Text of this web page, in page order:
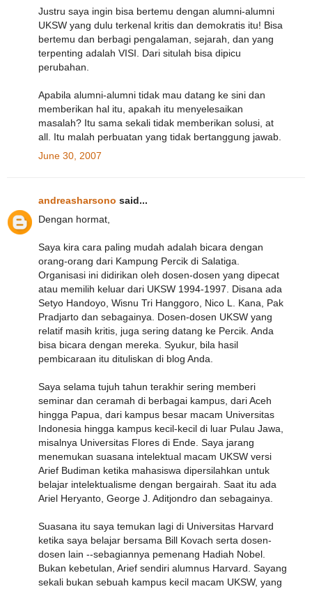
Justru saya ingin bisa bertemu dengan alumni-alumni
UKSW yang dulu terkenal kritis dan demokratis itu! Bisa
bertemu dan berbagi pengalaman, sejarah, dan yang
terpenting adalah VISI. Dari situlah bisa dipicu
perubahan.
Apabila alumni-alumni tidak mau datang ke sini dan
memberikan hal itu, apakah itu menyelesaikan
masalah? Itu sama sekali tidak memberikan solusi, at
all. Itu malah perbuatan yang tidak bertanggung jawab.
June 30, 2007
andreasharsono said...
Dengan hormat,
Saya kira cara paling mudah adalah bicara dengan
orang-orang dari Kampung Percik di Salatiga.
Organisasi ini didirikan oleh dosen-dosen yang dipecat
atau memilih keluar dari UKSW 1994-1997. Disana ada
Setyo Handoyo, Wisnu Tri Hanggoro, Nico L. Kana, Pak
Pradjarto dan sebagainya. Dosen-dosen UKSW yang
relatif masih kritis, juga sering datang ke Percik. Anda
bisa bicara dengan mereka. Syukur, bila hasil
pembicaraan itu dituliskan di blog Anda.
Saya selama tujuh tahun terakhir sering memberi
seminar dan ceramah di berbagai kampus, dari Aceh
hingga Papua, dari kampus besar macam Universitas
Indonesia hingga kampus kecil-kecil di luar Pulau Jawa,
misalnya Universitas Flores di Ende. Saya jarang
menemukan suasana intelektual macam UKSW versi
Arief Budiman ketika mahasiswa dipersilahkan untuk
belajar intelektualisme dengan bergairah. Saat itu ada
Ariel Heryanto, George J. Aditjondro dan sebagainya.
Suasana itu saya temukan lagi di Universitas Harvard
ketika saya belajar bersama Bill Kovach serta dosen-
dosen lain --sebagiannya pemenang Hadiah Nobel.
Bukan kebetulan, Arief sendiri alumnus Harvard. Sayang
sekali bukan sebuah kampus kecil macam UKSW, yang